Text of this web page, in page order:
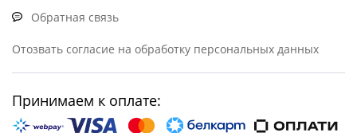
Обратная связь
Отозвать согласие на обработку персональных данных
Принимаем к оплате: